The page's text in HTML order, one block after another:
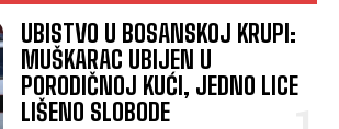
UBISTVO U BOSANSKOJ KRUPI:
MUŠKARAC UBIJEN U
PORODIČNOJ KUĆI, JEDNO LICE
LIŠENO SLOBODE